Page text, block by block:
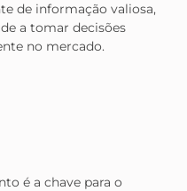
de informação valiosa,
a tomar decisões
no mercado.
é a chave para o